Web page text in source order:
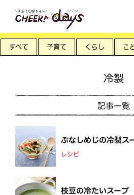
すべて 子育て くらし こ
冷製
記事一覧
ぶなしめじの冷製ス
レシピ
枝豆の冷たいスープ